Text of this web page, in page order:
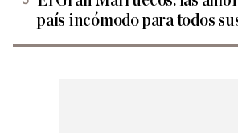
país incómodo para todos